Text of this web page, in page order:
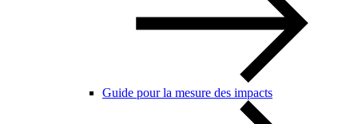
Guide pour la mesure des impacts